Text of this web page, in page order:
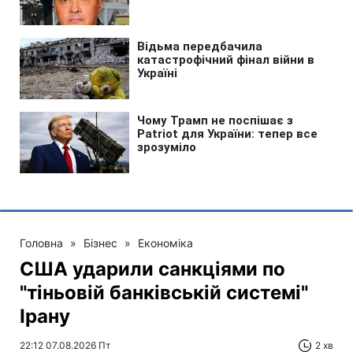
Головна » Бізнес » Економіка
США ударили санкціями по
"тіньовій банківській системі"
Ірану
22:12 07.08.2026 Пт 2 хв